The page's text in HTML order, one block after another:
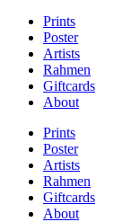
Prints
Poster
Artists
Rahmen
Giftcards
About
Prints
Poster
Artists
Rahmen
Giftcards
About